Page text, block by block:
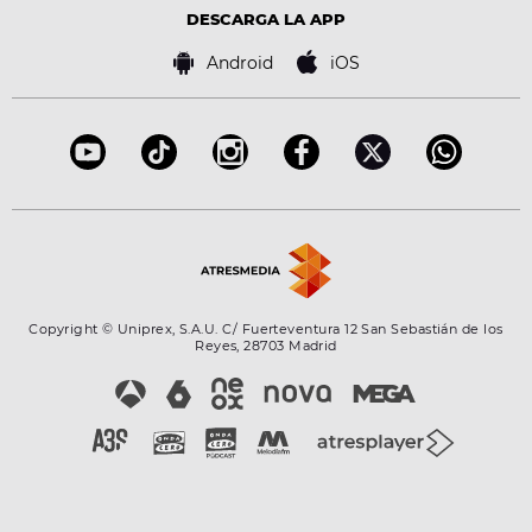
Bases de concursos
DESCARGA LA APP
Android iOS
Copyright © Uniprex, S.A.U. C/ Fuerteventura 12 San Sebastián de los
Reyes, 28703 Madrid